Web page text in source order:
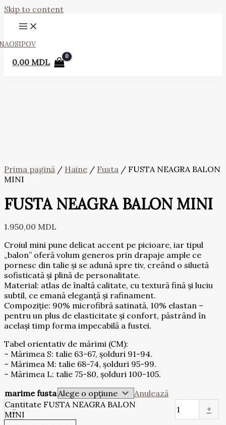
Skip to content
0,00MDL
Prima pagină / Haine / Fusta / FUSTA NEAGRA BALON
MINI
FUSTA NEAGRA BALON MINI
1.950,00 MDL
Croiul mini pune delicat accent pe picioare, iar tipul
„balon” oferă volum generos prin drapaje ample ce
pornesc din talie și se adună spre tiv, creând o siluetă
sofisticată și plină de personalitate.
Material: atlas de înaltă calitate, cu textură fină și luciu
subtil, ce emană eleganță și rafinament.
Compoziție: 90% microfibră satinată, 10% elastan –
pentru un plus de elasticitate și confort, păstrând în
același timp forma impecabilă a fustei.
Tabel orientativ de mărimi (CM):
– Mărimea S: talie 63-67, șolduri 91-94.
– Mărimea M: talie 68-74, șolduri 95-99.
– Mărimea L: talie 75-80, șolduri 100-105.
marime fusta
Anulează
-
Cantitate FUSTA NEAGRA BALON
MINI
+